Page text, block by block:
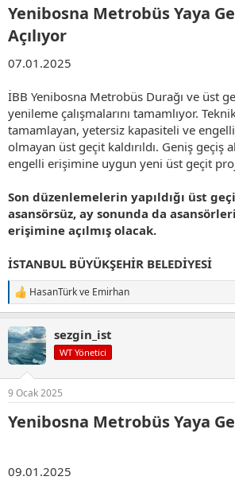
Yenibosna Metrobüs Yaya
Açılıyor​
07.01.2025
İBB Yenibosna Metrobüs Durağı ve üst
yenileme çalışmalarını tamamlıyor.
tamamlayan, yetersiz kapasiteli ve
olmayan üst geçit kaldırıldı. Geniş geçiş
engelli erişimine uygun yeni üst geçit
Son düzenlemelerin yapıldığı üst
asansörsüz, ay sonunda da
erişimine açılmış olacak.
İSTANBUL BÜYÜKŞEHİR BELEDİYESİ
T
e
k
i
l
HasanTürkve Emirhan
sezgin_ist
WT Yönetici
9 Ocak 2025
Yenibosna Metrobüs Yaya
09.01.2025